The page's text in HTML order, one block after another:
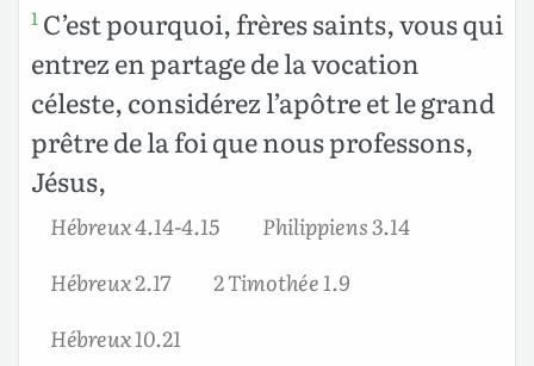
1 C’est pourquoi, frères saints, vous qui
entrez en partage de la vocation
céleste, considérez l’apôtre et le grand
prêtre de la foi que nous professons,
Jésus,
Hébreux 4.14-4.15
Philippiens 3.14
Hébreux 2.17
2 Timothée 1.9
Hébreux 10.21